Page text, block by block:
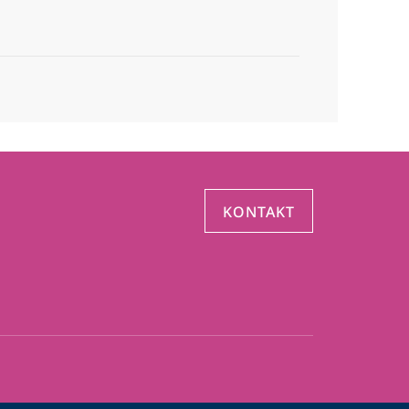
KONTAKT